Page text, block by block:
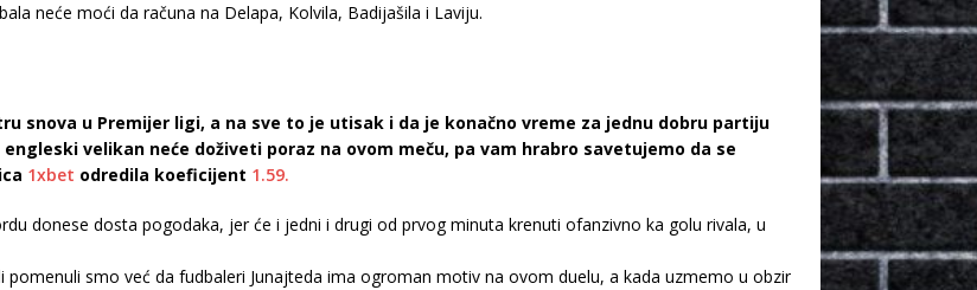
neće moći da računa na Delapa, Kolvila, Badijašila i Laviju.
snova u Premijer ligi, a na sve to je utisak i da je konačno vreme za jednu dobru partiju
velikan neće doživeti poraz na ovom meču, pa vam hrabro savetujemo da se
1xbet odredila koeficijent 1.59.
donese dosta pogodaka, jer će i jedni i drugi od prvog minuta krenuti ofanzivno ka golu rivala, u
smo već da fudbaleri Junajteda ima ogroman motiv na ovom duelu, a kada uzmemo u obzir